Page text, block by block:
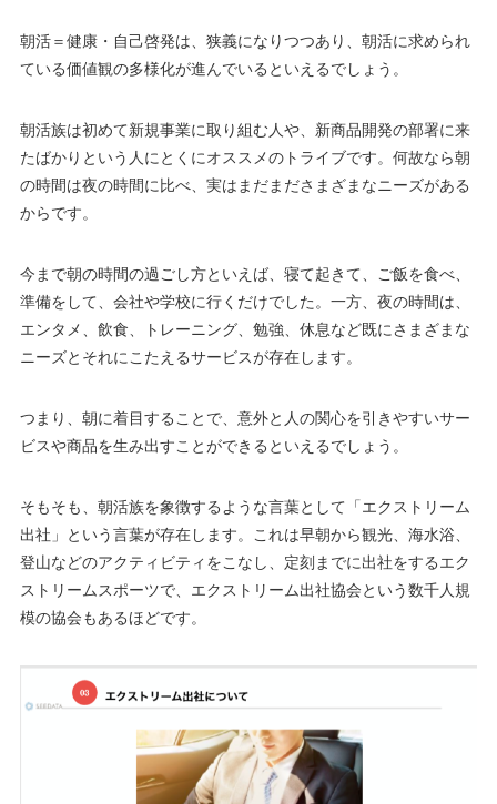
朝活＝健康・自己啓発は、狭義になりつつあり、朝活に求められ
ている価値観の多様化が進んでいるといえるでしょう。
朝活族は初めて新規事業に取り組む人や、新商品開発の部署に来
たばかりという人にとくにオススメのトライブです。何故なら朝
の時間は夜の時間に比べ、実はまだまださまざまなニーズがある
からです。
今まで朝の時間の過ごし方といえば、寝て起きて、ご飯を食べ、
準備をして、会社や学校に行くだけでした。一方、夜の時間は、
エンタメ、飲食、トレーニング、勉強、休息など既にさまざまな
ニーズとそれにこたえるサービスが存在します。
つまり、朝に着目することで、意外と人の関心を引きやすいサー
ビスや商品を生み出すことができるといえるでしょう。
そもそも、朝活族を象徴するような言葉として「エクストリーム
出社」という言葉が存在します。これは早朝から観光、海水浴、
登山などのアクティビティをこなし、定刻までに出社をするエク
ストリームスポーツで、エクストリーム出社協会という数千人規
模の協会もあるほどです。